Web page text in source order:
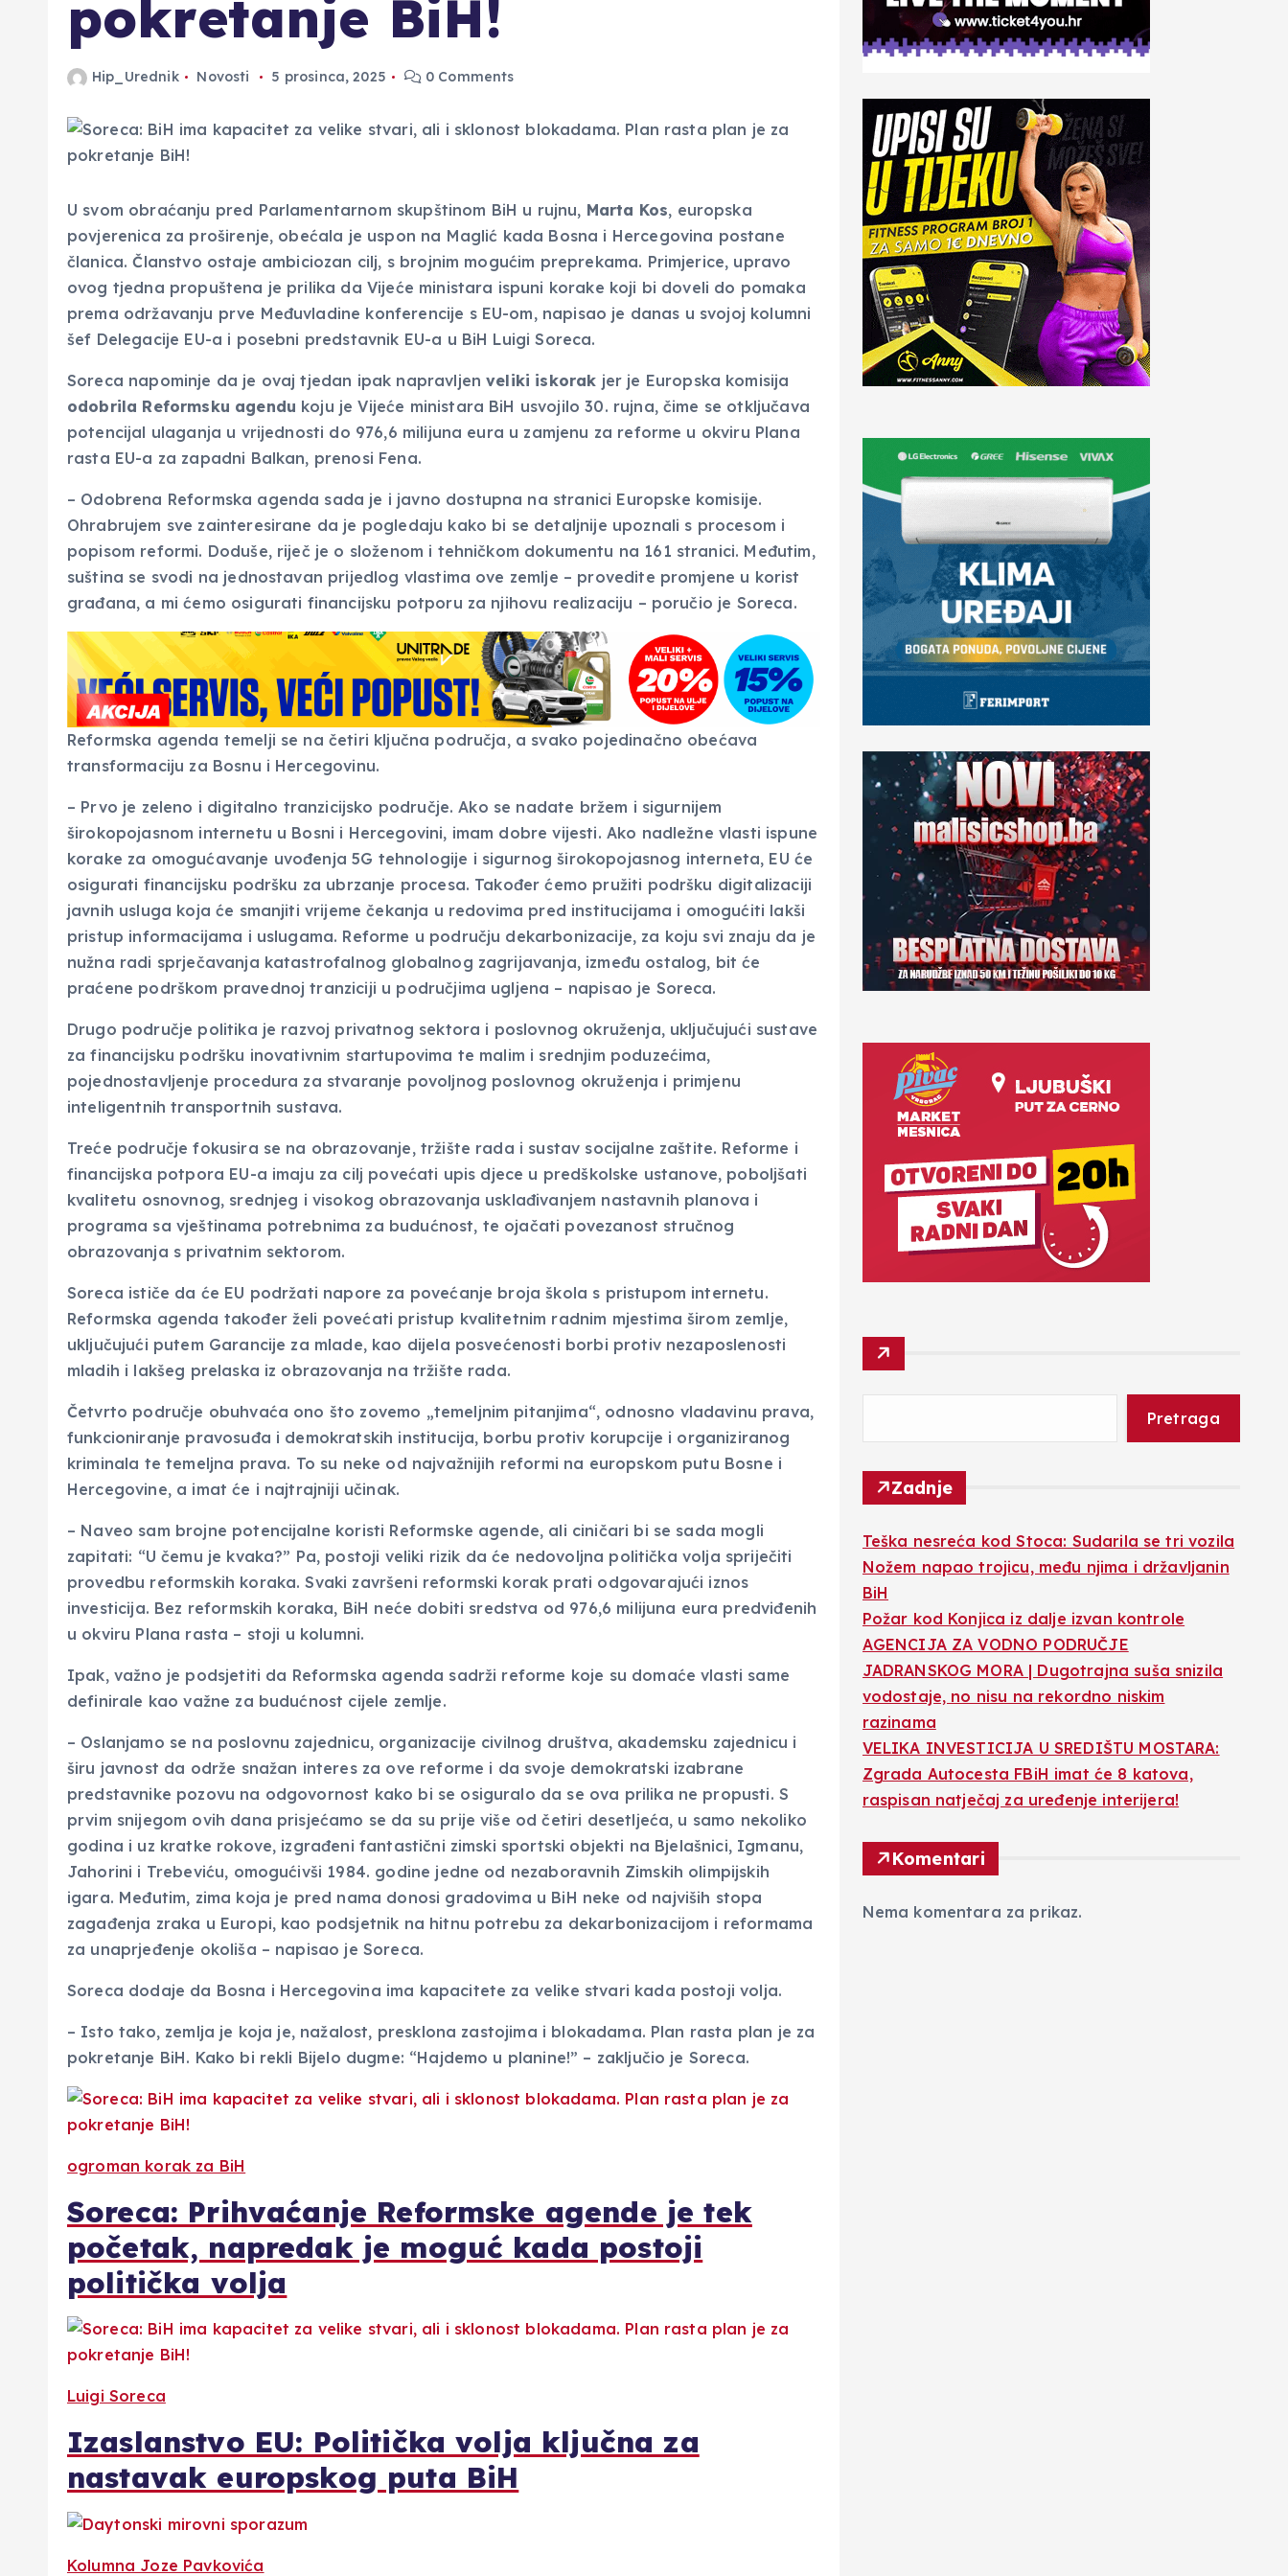
pokretanje BiH!
Hip_Urednik Novosti 5 prosinca, 2025 0 Comments
U svom obraćanju pred Parlamentarnom skupštinom BiH u rujnu, Marta Kos, europska
povjerenica za proširenje, obećala je uspon na Maglić kada Bosna i Hercegovina postane
članica. Članstvo ostaje ambiciozan cilj, s brojnim mogućim preprekama. Primjerice, upravo
ovog tjedna propuštena je prilika da Vijeće ministara ispuni korake koji bi doveli do pomaka
prema održavanju prve Međuvladine konferencije s EU-om, napisao je danas u svojoj kolumni
šef Delegacije EU-a i posebni predstavnik EU-a u BiH Luigi Soreca.
Soreca napominje da je ovaj tjedan ipak napravljenveliki iskorak jer je Europska komisija
odobrila Reformsku agendu koju je Vijeće ministara BiH usvojilo 30. rujna, čime se otključava
potencijal ulaganja u vrijednosti do 976,6 milijuna eura u zamjenu za reforme u okviru Plana
rasta EU-a za zapadni Balkan, prenosi Fena.
– Odobrena Reformska agenda sada je i javno dostupna na stranici Europske komisije.
Ohrabrujem sve zainteresirane da je pogledaju kako bi se detaljnije upoznali s procesom i
popisom reformi. Doduše, riječ je o složenom i tehničkom dokumentu na 161 stranici. Međutim,
suština se svodi na jednostavan prijedlog vlastima ove zemlje – provedite promjene u korist
građana, a mi ćemo osigurati financijsku potporu za njihovu realizaciju – poručio je Soreca.
Reformska agenda temelji se na četiri ključna područja, a svako pojedinačno obećava
transformaciju za Bosnu i Hercegovinu.
– Prvo je zeleno i digitalno tranzicijsko područje. Ako se nadate bržem i sigurnijem
širokopojasnom internetu u Bosni i Hercegovini, imam dobre vijesti. Ako nadležne vlasti ispune
korake za omogućavanje uvođenja 5G tehnologije i sigurnog širokopojasnog interneta, EU će
osigurati financijsku podršku za ubrzanje procesa. Također ćemo pružiti podršku digitalizaciji
javnih usluga koja će smanjiti vrijeme čekanja u redovima pred institucijama i omogućiti lakši
pristup informacijama i uslugama. Reforme u području dekarbonizacije, za koju svi znaju da je
nužna radi sprječavanja katastrofalnog globalnog zagrijavanja, između ostalog, bit će
praćene podrškom pravednoj tranziciji u područjima ugljena – napisao je Soreca.
Drugo područje politika je razvoj privatnog sektora i poslovnog okruženja, uključujući sustave
za financijsku podršku inovativnim startupovima te malim i srednjim poduzećima,
pojednostavljenje procedura za stvaranje povoljnog poslovnog okruženja i primjenu
inteligentnih transportnih sustava.
Treće područje fokusira se na obrazovanje, tržište rada i sustav socijalne zaštite. Reforme i
financijska potpora EU-a imaju za cilj povećati upis djece u predškolske ustanove, poboljšati
kvalitetu osnovnog, srednjeg i visokog obrazovanja usklađivanjem nastavnih planova i
programa sa vještinama potrebnima za budućnost, te ojačati povezanost stručnog
obrazovanja s privatnim sektorom.
Soreca ističe da će EU podržati napore za povećanje broja škola s pristupom internetu.
Reformska agenda također želi povećati pristup kvalitetnim radnim mjestima širom zemlje,
uključujući putem Garancije za mlade, kao dijela posvećenosti borbi protiv nezaposlenosti
mladih i lakšeg prelaska iz obrazovanja na tržište rada.
Četvrto područje obuhvaća ono što zovemo „temeljnim pitanjima“, odnosno vladavinu prava,
funkcioniranje pravosuđa i demokratskih institucija, borbu protiv korupcije i organiziranog
kriminala te temeljna prava. To su neke od najvažnijih reformi na europskom putu Bosne i
Hercegovine, a imat će i najtrajniji učinak.
– Naveo sam brojne potencijalne koristi Reformske agende, ali ciničari bi se sada mogli
zapitati: “U čemu je kvaka?” Pa, postoji veliki rizik da će nedovoljna politička volja spriječiti
provedbu reformskih koraka. Svaki završeni reformski korak prati odgovarajući iznos
investicija. Bez reformskih koraka, BiH neće dobiti sredstva od 976,6 milijuna eura predviđenih
u okviru Plana rasta – stoji u kolumni.
Ipak, važno je podsjetiti da Reformska agenda sadrži reforme koje su domaće vlasti same
definirale kao važne za budućnost cijele zemlje.
– Oslanjamo se na poslovnu zajednicu, organizacije civilnog društva, akademsku zajednicu i
širu javnost da održe snažan interes za ove reforme i da svoje demokratski izabrane
predstavnike pozovu na odgovornost kako bi se osiguralo da se ova prilika ne propusti. S
prvim snijegom ovih dana prisjećamo se da su prije više od četiri desetljeća, u samo nekoliko
godina i uz kratke rokove, izgrađeni fantastični zimski sportski objekti na Bjelašnici, Igmanu,
Jahorini i Trebeviću, omogućivši 1984. godine jedne od nezaboravnih Zimskih olimpijskih
igara. Međutim, zima koja je pred nama donosi gradovima u BiH neke od najviših stopa
zagađenja zraka u Europi, kao podsjetnik na hitnu potrebu za dekarbonizacijom i reformama
za unaprjeđenje okoliša – napisao je Soreca.
Soreca dodaje da Bosna i Hercegovina ima kapacitete za velike stvari kada postoji volja.
– Isto tako, zemlja je koja je, nažalost, presklona zastojima i blokadama. Plan rasta plan je za
pokretanje BiH. Kako bi rekli Bijelo dugme: “Hajdemo u planine!” – zaključio je Soreca.
ogroman korak za BiH
Soreca: Prihvaćanje Reformske agende je tek
početak, napredak je moguć kada postoji
politička volja
Luigi Soreca
Izaslanstvo EU: Politička volja ključna za
nastavak europskog puta BiH
Kolumna Joze Pavkovića
Pretraga
Zadnje
Teška nesreća kod Stoca: Sudarila se tri vozila
Nožem napao trojicu, među njima i državljanin
BiH
Požar kod Konjica iz dalje izvan kontrole
AGENCIJA ZA VODNO PODRUČJE
JADRANSKOG MORA | Dugotrajna suša snizila
vodostaje, no nisu na rekordno niskim
razinama
VELIKA INVESTICIJA U SREDIŠTU MOSTARA:
Zgrada Autocesta FBiH imat će 8 katova,
raspisan natječaj za uređenje interijera!
Komentari
Nema komentara za prikaz.